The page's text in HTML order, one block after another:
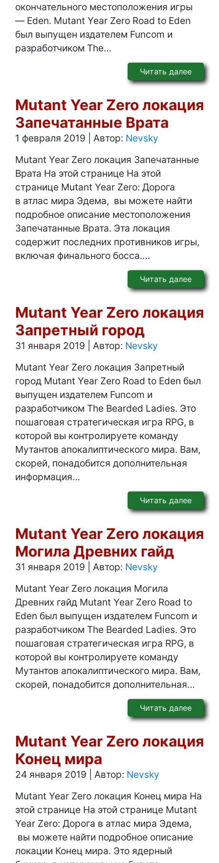
окончательного местоположения игры
— Eden. Mutant Year Zero Road to Eden
был выпущен издателем Funcom и
разработчиком The…
Читать далее
Mutant Year Zero локация
Запечатанные Врата
1 февраля 2019 Автор: Nevsky
Mutant Year Zero локация Запечатанные
Врата На этой странице На этой
странице Mutant Year Zero: Дорога
в атлас мира Эдема, вы можете найти
подробное описание местоположения
Запечатанные Врата. Эта локация
содержит последних противников игры,
включая финального босса….
Читать далее
Mutant Year Zero локация
Запретный город
31 января 2019 Автор: Nevsky
Mutant Year Zero локация Запретный
город Mutant Year Zero Road to Eden был
выпущен издателем Funcom и
разработчиком The Bearded Ladies. Это
пошаговая стратегическая игра RPG, в
которой вы контролируете команду
Мутантов апокалиптического мира. Вам,
скорей, понадобится дополнительная
информация…
Читать далее
Mutant Year Zero локация
Могила Древних гайд
31 января 2019 Автор: Nevsky
Mutant Year Zero локация Могила
Древних гайд Mutant Year Zero Road to
Eden был выпущен издателем Funcom и
разработчиком The Bearded Ladies. Это
пошаговая стратегическая игра RPG, в
которой вы контролируете команду
Мутантов апокалиптического мира. Вам,
скорей, понадобится дополнительная…
Читать далее
Mutant Year Zero локация
Конец мира
24 января 2019 Автор: Nevsky
Mutant Year Zero локация Конец мира На
этой странице На этой странице Mutant
Year Zero: Дорога в атлас мира Эдема,
вы можете найти подробное описание
локации Конец мира. Это ядерный